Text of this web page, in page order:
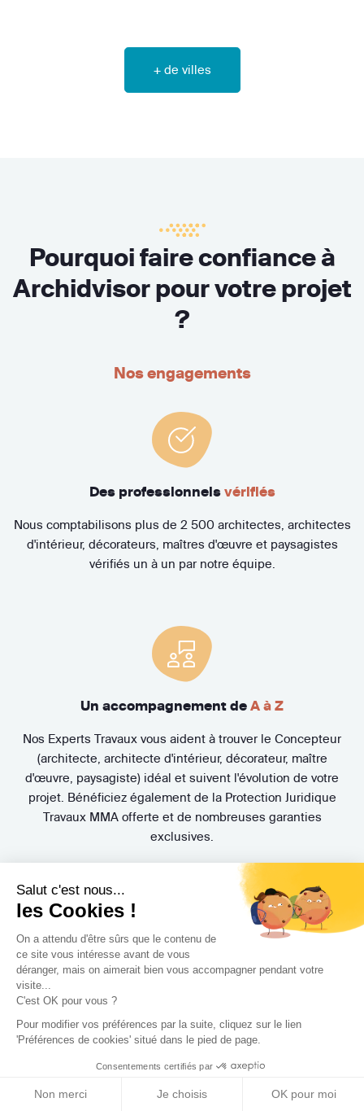
Salut c'est nous...
les Cookies !
On a attendu d'être sûrs que le contenu de
ce site vous intéresse avant de vous
déranger, mais on aimerait bien vous accompagner pendant votre
visite...
C'est OK pour vous ?
Pour modifier vos préférences par la suite, cliquez sur le lien
'Préférences de cookies' situé dans le pied de page.
Consentements certifiés par
Non merci Je choisis OK pour moi
+ de villes
Pourquoi faire confiance à
Archidvisor pour votre projet
?
Nos engagements
Des professionnels vérifiés
Nous comptabilisons plus de 2 500 architectes, architectes
d'intérieur, décorateurs, maîtres d'œuvre et paysagistes
vérifiés un à un par notre équipe.
Un accompagnement de A à Z
Nos Experts Travaux vous aident à trouver le Concepteur
(architecte, architecte d'intérieur, décorateur, maître
d'œuvre, paysagiste) idéal et suivent l'évolution de votre
projet. Bénéficiez également de la Protection Juridique
Travaux MMA offerte et de nombreuses garanties
exclusives.
3 rendez-vousgratuits
Pas de mauvaise surprise. Rencontrez gratuitement et sans
engagement trois Concepteurs et recevez en quelques
jours leur proposition d'accompagnement.